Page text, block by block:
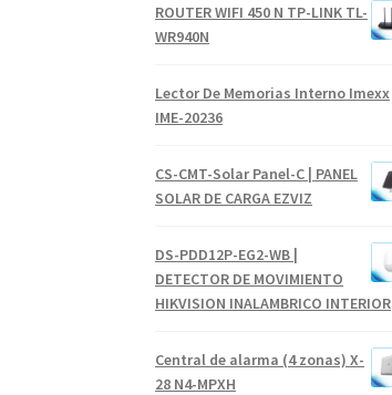
ROUTER WIFI 450 N TP-LINK TL-
WR940N
Lector De Memorias Interno Imexx
IME-20236
CS-CMT-Solar Panel-C | PANEL
SOLAR DE CARGA EZVIZ
DS-PDD12P-EG2-WB |
DETECTOR DE MOVIMIENTO
HIKVISION INALAMBRICO INTERIOR
Central de alarma (4 zonas) X-
28 N4-MPXH